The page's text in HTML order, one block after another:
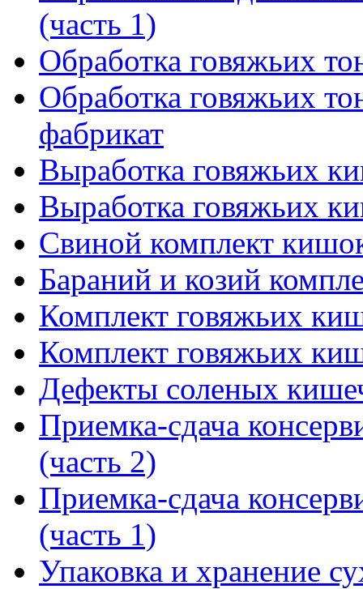
(часть 1)
Обработка говяжьих
Обработка говяжьих
фабрикат
Выработка говяжьих
Выработка говяжьих
Свиной комплект
Бараний и козий
Комплект говяжьих
Комплект говяжьих
Дефекты соленых
Приемка-сдача
(часть 2)
Приемка-сдача
(часть 1)
Упаковка и хранение